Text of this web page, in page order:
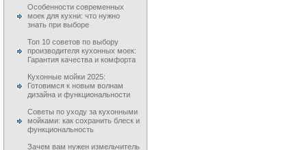
Особенности современных
моек для кухни: что нужно
знать при выборе
Топ 10 советов по выбору
производителя кухонных моек:
Гарантия качества и комфорта
Кухонные мойки 2025:
Готовимся к новым волнам
дизайна и функциональности
Советы по уходу за кухонными
мойками: как сохранить блеск и
функциональность
Зачем вам нужен измельчитель